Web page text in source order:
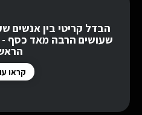
הבדל קריטי בין אנשים
שעושים הרבה מאד כסף -
קראו